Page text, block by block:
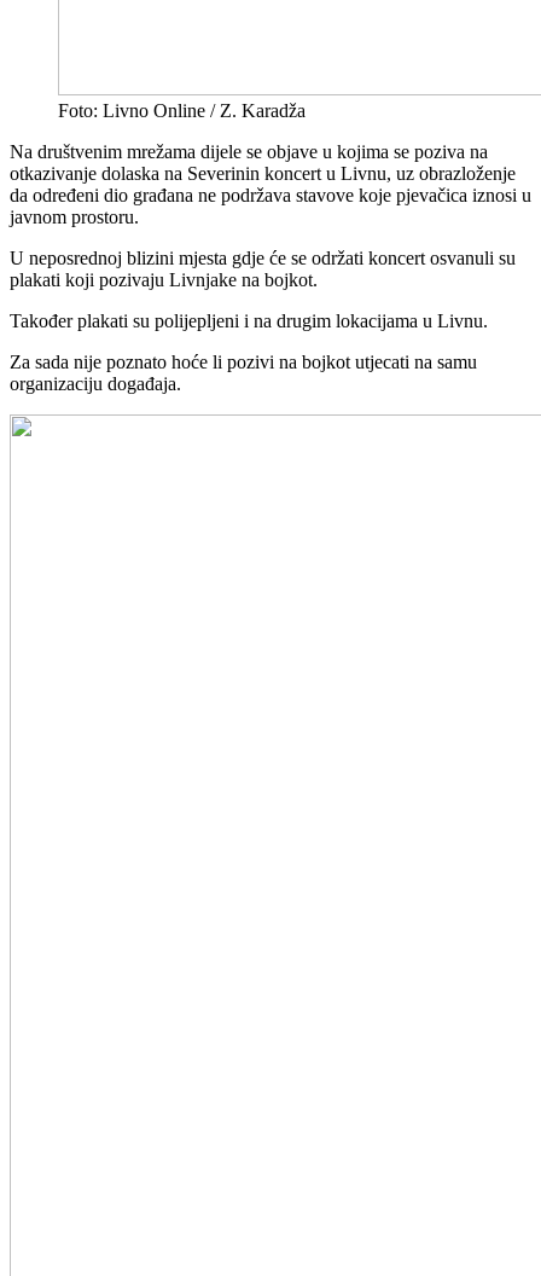
Foto: Livno Online / Z. Karadža
Na društvenim mrežama dijele se objave u kojima se poziva na
otkazivanje dolaska na Severinin koncert u Livnu, uz obrazloženje
da određeni dio građana ne podržava stavove koje pjevačica iznosi u
javnom prostoru.
U neposrednoj blizini mjesta gdje će se održati koncert osvanuli su
plakati koji pozivaju Livnjake na bojkot.
Također plakati su polijepljeni i na drugim lokacijama u Livnu.
Za sada nije poznato hoće li pozivi na bojkot utjecati na samu
organizaciju događaja.